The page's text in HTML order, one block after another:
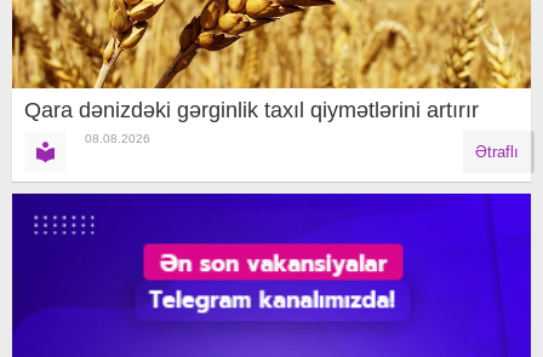
Qara dənizdəki gərginlik taxıl qiymətlərini artırır
08.08.2026
Ətraflı